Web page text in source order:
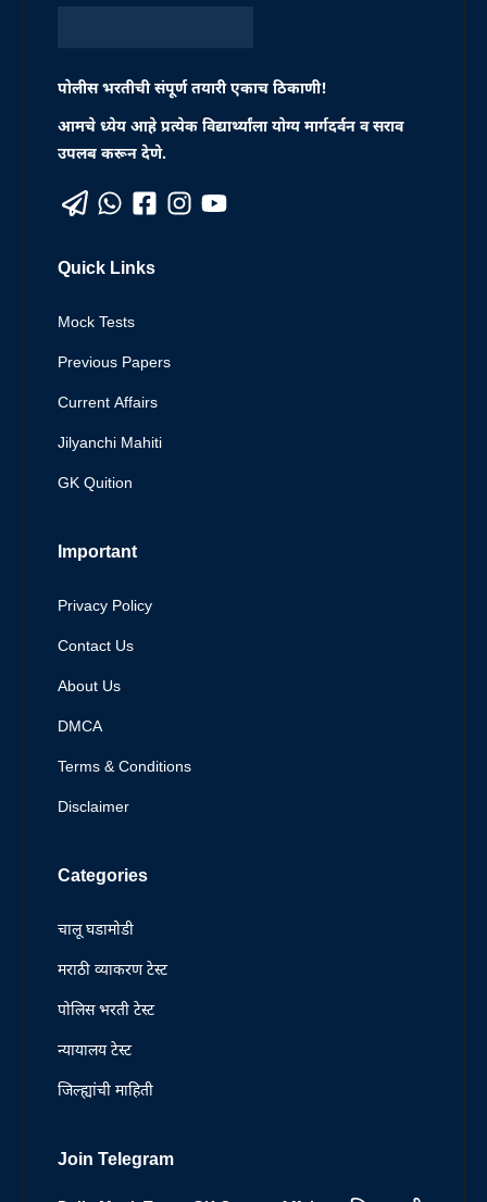
पोलीस भरतीची संपूर्ण तयारी एकाच ठिकाणी!
आमचे ध्येय आहे प्रत्येक विद्यार्थ्यांला योग्य मार्गदर्वन व सराव
उपलब करून देणे.
Quick Links
Mock Tests
Previous Papers
Current Affairs
Jilyanchi Mahiti
GK Quition
Important
Privacy Policy
Contact Us
About Us
DMCA
Terms & Conditions
Disclaimer
Categories
चालू घडामोडी
मराठी व्याकरण टेस्ट
पोलिस भरती टेस्ट
न्यायालय टेस्ट
जिल्ह्यांची माहिती
Join Telegram